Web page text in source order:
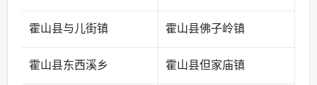
霍山县与儿街镇 霍山县佛子岭镇
霍山县东西溪乡 霍山县但家庙镇